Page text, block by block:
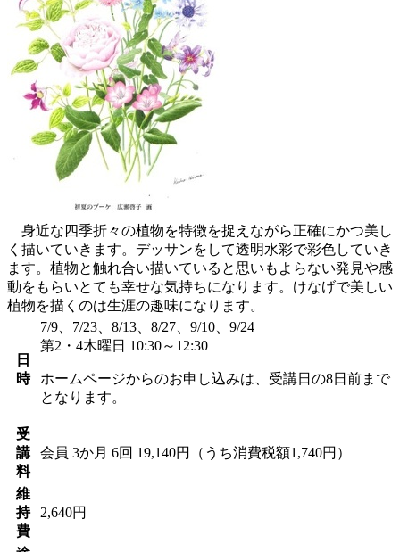
身近な四季折々の植物を特徴を捉えながら正確にかつ美し
く描いていきます。デッサンをして透明水彩で彩色していき
ます。植物と触れ合い描いていると思いもよらない発見や感
動をもらいとても幸せな気持ちになります。けなげで美しい
植物を描くのは生涯の趣味になります。
日
時
7/9、7/23、8/13、8/27、9/10、9/24
第2・4木曜日 10:30～12:30
ホームページからのお申し込みは、受講日の8日前まで
となります。
受
講
料
会員 3か月 6回 19,140円（うち消費税額1,740円）
維
持
費
2,640円